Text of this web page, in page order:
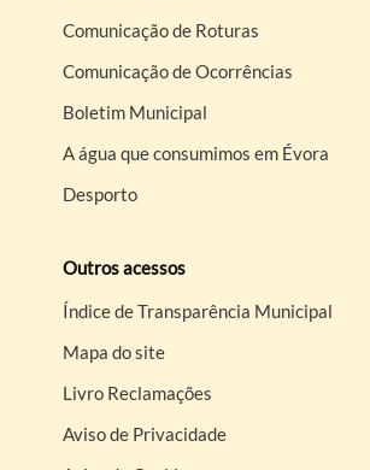
Comunicação de Roturas
Comunicação de Ocorrências
Boletim Municipal
A água que consumimos em Évora
Desporto
Outros acessos
Índice de Transparência Municipal
Mapa do site
Livro Reclamações
Aviso de Privacidade